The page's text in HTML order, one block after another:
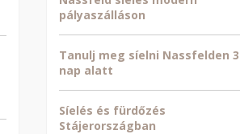
pályaszálláson
Tanulj meg síelni Nassfelden 3
nap alatt
Síelés és fürdőzés
Stájerországban